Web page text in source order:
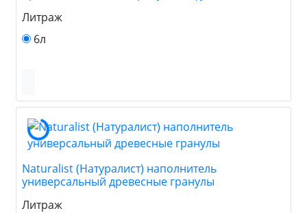
Литраж
6л
Naturalist (Натуралист) наполнитель
универсальный древесные гранулы
Литраж